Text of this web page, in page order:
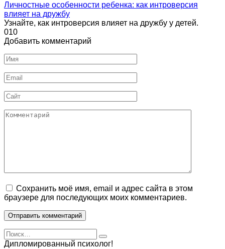
Личностные особенности ребенка: как интроверсия
влияет на дружбу
Узнайте, как интроверсия влияет на дружбу у детей.
010
Добавить комментарий
Имя
Email
Сайт
Комментарий
Сохранить моё имя, email и адрес сайта в этом
браузере для последующих моих комментариев.
Search
for:
Дипломированный психолог!